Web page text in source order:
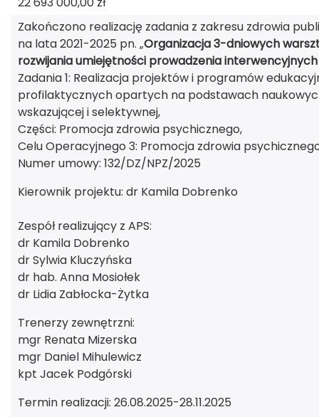
Zakończono realizację zadania z zakresu zdrowia
na lata 2021-2025 pn. „Organizacja 3-dniowych
rozwijania umiejętności prowadzenia
Zadania 1: Realizacja projektów i programów
profilaktycznych opartych na podstawach
wskazującej i selektywnej,
Części: Promocja zdrowia psychicznego,
Celu Operacyjnego 3: Promocja zdrowia
Numer umowy: 132/DZ/NPZ/2025
Kierownik projektu: dr Kamila Dobrenko
Zespół realizujący z APS:
dr Kamila Dobrenko
dr Sylwia Kluczyńska
dr hab. Anna Mosiołek
dr Lidia Zabłocka-Żytka
Trenerzy zewnętrzni:
mgr Renata Mizerska
mgr Daniel Mihulewicz
kpt Jacek Podgórski
Termin realizacji: 26.08.2025-28.11.2025